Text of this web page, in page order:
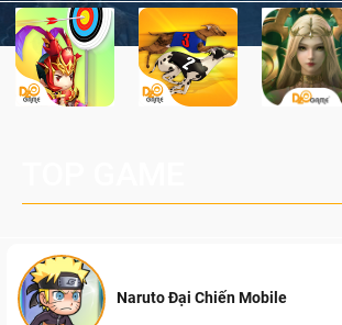
Naruto Đại Chiến Mobile